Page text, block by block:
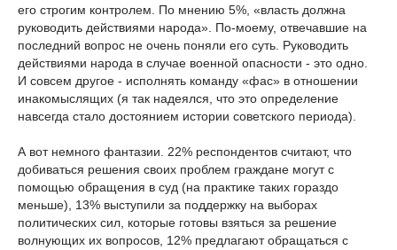
его строгим контролем. По мнению 5%, «власть должна
руководить действиями народа». По-моему, отвечавшие на
последний вопрос не очень поняли его суть. Руководить
действиями народа в случае военной опасности - это одно.
И совсем другое - исполнять команду «фас» в отношении
инакомыслящих (я так надеялся, что это определение
навсегда стало достоянием истории советского периода).
А вот немного фантазии. 22% респондентов считают, что
добиваться решения своих проблем граждане могут с
помощью обращения в суд (на практике таких гораздо
меньше), 13% выступили за поддержку на выборах
политических сил, которые готовы взяться за решение
волнующих их вопросов, 12% предлагают обращаться с